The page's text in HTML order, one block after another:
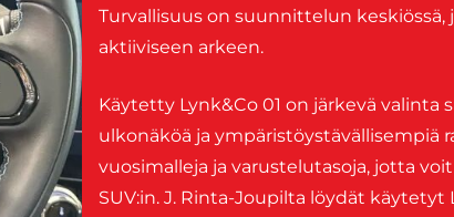
Turvallisuus on suunnittelun
aktiiviseen arkeen.
Käytetty Lynk&Co 01 on järkevä
ulkonäköä ja ympäristöystävällisempiä
vuosimalleja ja varustelutasoja, jotta
SUV:in. J. Rinta-Joupilta löydät